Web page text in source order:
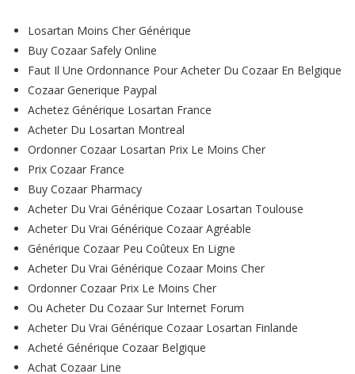
Losartan Moins Cher Générique
Buy Cozaar Safely Online
Faut Il Une Ordonnance Pour Acheter Du Cozaar En Belgique
Cozaar Generique Paypal
Achetez Générique Losartan France
Acheter Du Losartan Montreal
Ordonner Cozaar Losartan Prix Le Moins Cher
Prix Cozaar France
Buy Cozaar Pharmacy
Acheter Du Vrai Générique Cozaar Losartan Toulouse
Acheter Du Vrai Générique Cozaar Agréable
Générique Cozaar Peu Coûteux En Ligne
Acheter Du Vrai Générique Cozaar Moins Cher
Ordonner Cozaar Prix Le Moins Cher
Ou Acheter Du Cozaar Sur Internet Forum
Acheter Du Vrai Générique Cozaar Losartan Finlande
Acheté Générique Cozaar Belgique
Achat Cozaar Line